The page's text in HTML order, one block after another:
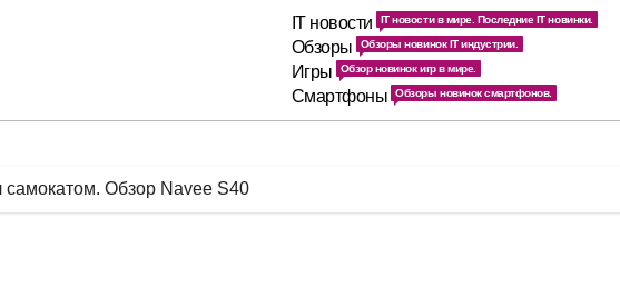
IT новости IT новости в мире. Последние IT новинки.
Обзоры Обзоры новинок IT индустрии.
Игры Обзор новинок игр в мире.
Смартфоны Обзоры новинок смартфонов.
Обзор Navee S40